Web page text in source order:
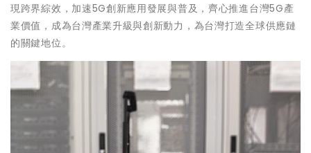
現跨界綜效，加速5G創新應用發展與普及，齊心推進台灣5G產
業價值，成為台灣產業升級與創新動力，為台灣打造全球供應鏈
的關鍵地位。